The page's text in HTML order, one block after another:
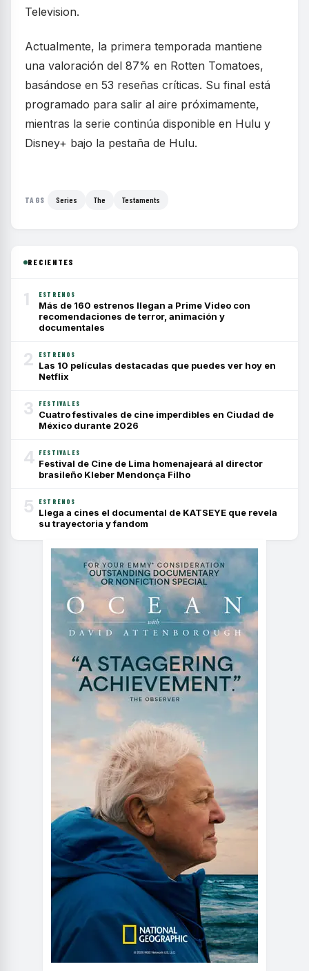
Television.
Actualmente, la primera temporada mantiene
una valoración del 87% en Rotten Tomatoes,
basándose en 53 reseñas críticas. Su final está
programado para salir al aire próximamente,
mientras la serie continúa disponible en Hulu y
Disney+ bajo la pestaña de Hulu.
TAGS Series The Testaments
RECIENTES
1 ESTRENOS
Más de 160 estrenos llegan a Prime Video con
recomendaciones de terror, animación y
documentales
2 ESTRENOS
Las 10 películas destacadas que puedes ver hoy en
Netflix
3 FESTIVALES
Cuatro festivales de cine imperdibles en Ciudad de
México durante 2026
4 FESTIVALES
Festival de Cine de Lima homenajeará al director
brasileño Kleber Mendonça Filho
5 ESTRENOS
Llega a cines el documental de KATSEYE que revela
su trayectoria y fandom